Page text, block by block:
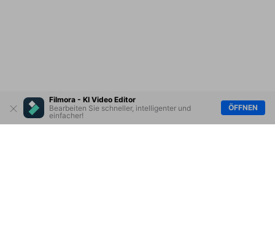
Filmora - KI Video Editor
Bearbeiten Sie schneller, intelligenter und
einfacher!
ÖFFNEN